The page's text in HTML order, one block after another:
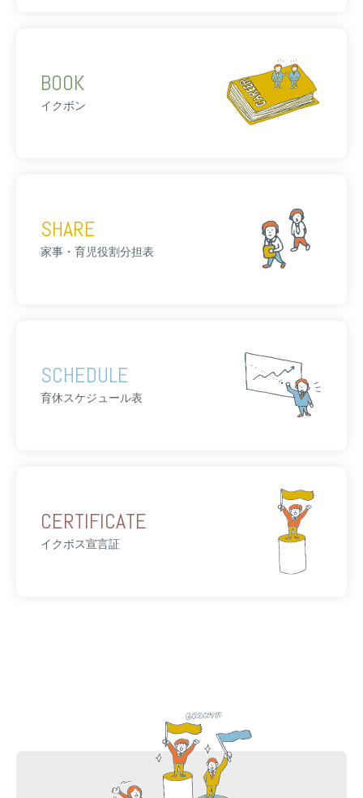
BOOK
イクボン
SHARE
家事・育児役割分担表
SCHEDULE
育休スケジュール表
CERTIFICATE
イクボス宣言証